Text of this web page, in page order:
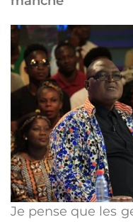
Je pense que les